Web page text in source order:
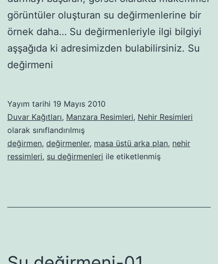
görüntüler oluşturan su değirmenlerine bir
örnek daha… Su değirmenleriyle ilgi bilgiyi
aşşağıda ki adresimizden bulabilirsiniz. Su
değirmeni
Yayım tarihi 19 Mayıs 2010
Duvar Kağıtları, Manzara Resimleri, Nehir Resimleri
olarak sınıflandırılmış
değirmen, değirmenler, masa üstü arka plan, nehir
ressimleri, su değirmenleri ile etiketlenmiş